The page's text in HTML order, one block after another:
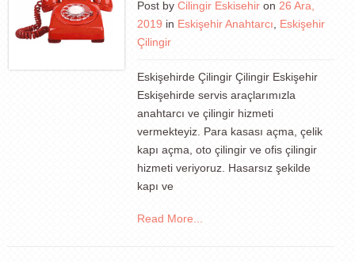
Post byCilingir Eskisehir on 26 Ara,
2019 in Eskişehir Anahtarcı
Eskişehir
Çilingir
Eskişehirde Çilingir Çilingir Eskişehir
Eskişehirde servis araçlarımızla
anahtarcı ve çilingir hizmeti
vermekteyiz. Para kasası açma, çelik
kapı açma, oto çilingir ve ofis çilingir
hizmeti veriyoruz. Hasarsız şekilde
kapı ve
Read More...